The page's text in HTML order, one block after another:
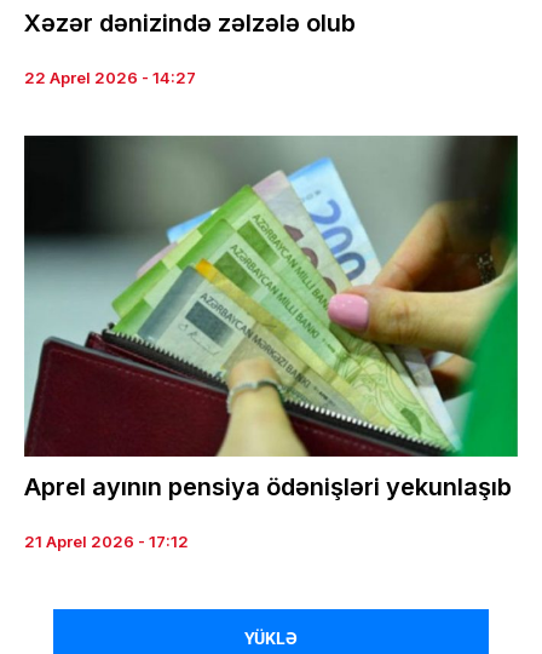
Xəzər dənizində zəlzələ olub
22 Aprel 2026 - 14:27
Aprel ayının pensiya ödənişləri yekunlaşıb
21 Aprel 2026 - 17:12
YÜKLƏ